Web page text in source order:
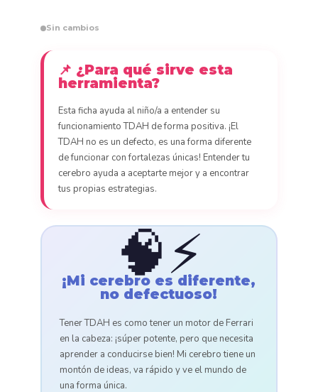
Sin cambios
📌 ¿Para qué sirve esta
herramienta?
Esta ficha ayuda al niño/a a entender su
funcionamiento TDAH de forma positiva. ¡El
TDAH no es un defecto, es una forma diferente
de funcionar con fortalezas únicas! Entender tu
cerebro ayuda a aceptarte mejor y a encontrar
tus propias estrategias.
🧠⚡
¡Mi cerebro es diferente,
no defectuoso!
Tener TDAH es como tener un motor de Ferrari
en la cabeza: ¡súper potente, pero que necesita
aprender a conducirse bien! Mi cerebro tiene un
montón de ideas, va rápido y ve el mundo de
una forma única.